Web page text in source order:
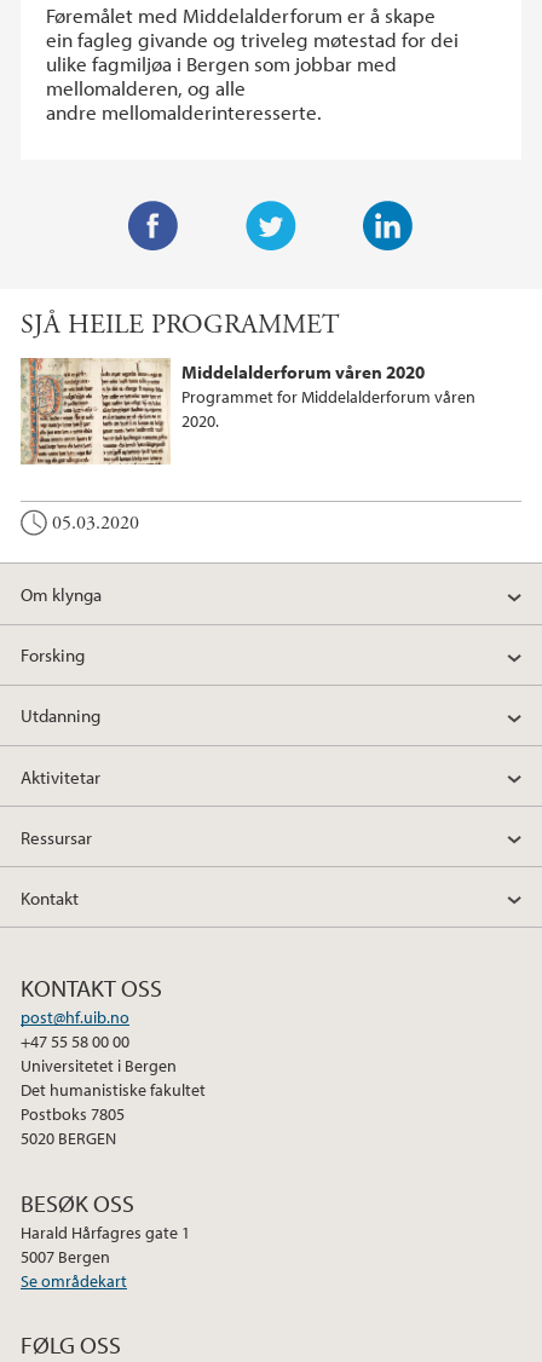
Føremålet med Middelalderforum er å skape
ein fagleg givande og triveleg møtestad for dei
ulike fagmiljøa i Bergen som jobbar med
mellomalderen, og alle
andre mellomalderinteresserte.
i
t
e
c
e
b
o
o
SJÅ HEILE PROGRAMMET
Middelalderforum våren 2020
Programmet for Middelalderforum våren
2020.
05.03.2020
Om klynga
Forsking
Utdanning
Aktivitetar
Ressursar
Kontakt
KONTAKT OSS
post@hf.uib.no
+47 55 58 00 00
Universitetet i Bergen
Det humanistiske fakultet
Postboks 7805
5020 BERGEN
BESØK OSS
Harald Hårfagres gate 1
5007 Bergen
Se områdekart
FØLG OSS